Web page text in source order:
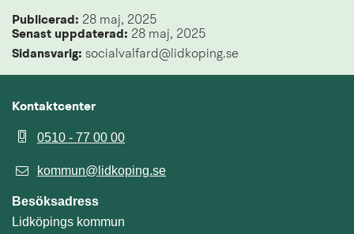
Publicerad: 28 maj, 2025
Senast uppdaterad: 28 maj, 2025
Sidansvarig: socialvalfard@lidkoping.se
Kontaktcenter
0510 - 77 00 00
kommun@lidkoping.se
Besöksadress
Lidköpings kommun